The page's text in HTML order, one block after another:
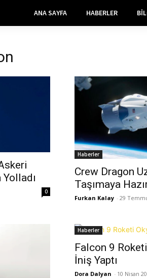
ANA SAYFA HABERLER
0
Haberler
Crew Dragon
Taşımaya
Furkan Kalay - 29
Haberler
Falcon 9
İniş Yaptı
Dora Dalyan - 10 Nisan